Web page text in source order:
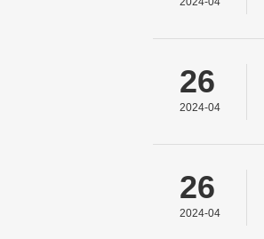
26
2024-04
26
2024-04